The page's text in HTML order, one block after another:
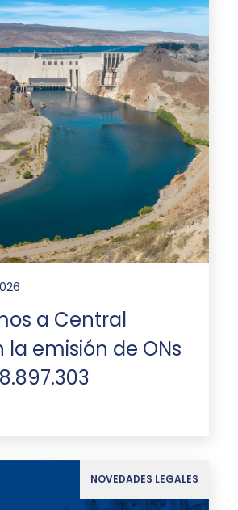
a Central
la emisión de ONs
NOVEDADES LEGALES